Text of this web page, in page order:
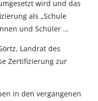
wird und das
als „Schule
und Schüler …
Landrat des
Zertifizierung zur
in den vergangenen